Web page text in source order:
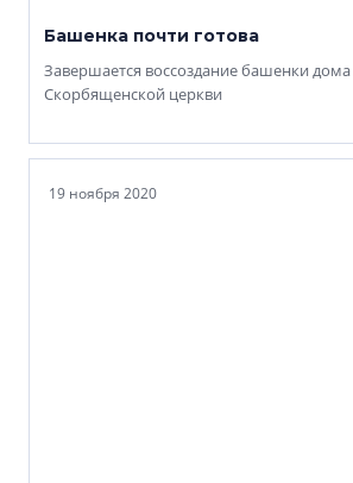
Башенка почти готова
Завершается воссоздание башенки
Скорбященской церкви
19 ноября 2020